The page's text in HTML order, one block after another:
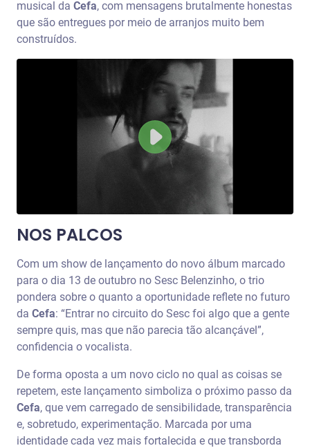
musical da Cefa, com mensagens brutalmente honestas
que são entregues por meio de arranjos muito bem
construídos.
NOS PALCOS
Com um show de lançamento do novo álbum marcado
para o dia 13 de outubro no Sesc Belenzinho, o trio
pondera sobre o quanto a oportunidade reflete no futuro
da Cefa: “Entrar no circuito do Sesc foi algo que a gente
sempre quis, mas que não parecia tão alcançável”,
confidencia o vocalista.
De forma oposta a um novo ciclo no qual as coisas se
repetem, este lançamento simboliza o próximo passo da
Cefa, que vem carregado de sensibilidade, transparência
e, sobretudo, experimentação. Marcada por uma
identidade cada vez mais fortalecida e que transborda